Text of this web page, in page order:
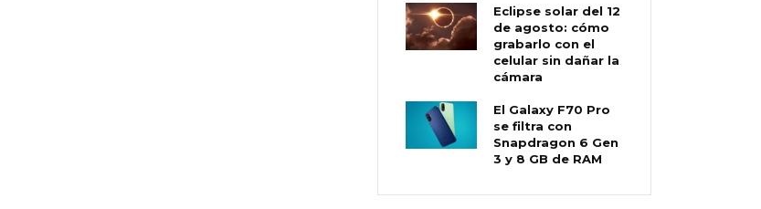
Eclipse solar del 12
de agosto: cómo
grabarlo con el
celular sin dañar la
cámara
El Galaxy F70 Pro
se filtra con
Snapdragon 6 Gen
3 y 8 GB de RAM